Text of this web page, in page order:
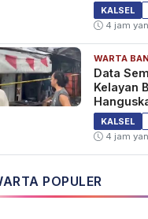
KALSEL
4 jam
WARTA
Data
Kelayan
KALSEL
4 jam
POPULER